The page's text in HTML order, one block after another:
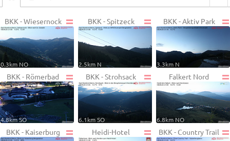
BKK - Wiesernock
0.3km NO
BKK - Spitzeck
2.5km N
BKK - Aktiv Park
3.3km N
BKK - Römerbad
4.8km SO
BKK - Strohsack
6.1km SO
Falkert Nord
6.8km NO
BKK - Kaiserburg Heidi-Hotel BKK - Country Trail